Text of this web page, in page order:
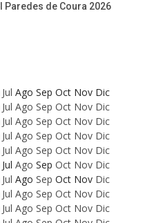
Paredes de Coura 2026
Jul Ago Sep Oct Nov Dic
Jul Ago Sep Oct Nov Dic
Jul Ago Sep Oct Nov Dic
Jul Ago Sep Oct Nov Dic
Jul Ago Sep Oct Nov Dic
Jul Ago Sep Oct Nov Dic
Jul Ago Sep Oct Nov Dic
Jul Ago Sep Oct Nov Dic
Jul Ago Sep Oct Nov Dic